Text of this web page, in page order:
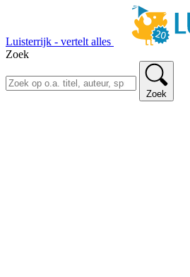
Luisterrijk - vertelt alles
Zoek
Zoek